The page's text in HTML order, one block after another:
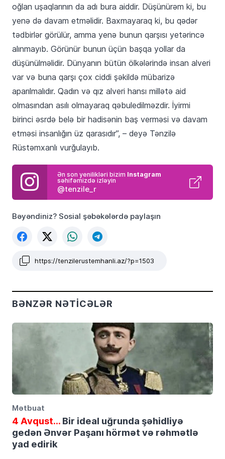
oğlan uşaqlarının da adı bura aiddir. Düşünürəm ki, bu
yenə də davam etməlidir. Baxmayaraq ki, bu qədər
tədbirlər görülür, amma yenə bunun qarşısı yetərincə
alınmayıb. Görünür bunun üçün başqa yollar da
düşünülməlidir. Dünyanın bütün ölkələrində insan alveri
var və buna qarşı çox ciddi şəkildə mübarizə
aparılmalıdır. Qadın və qız alveri hansı millətə aid
olmasından asılı olmayaraq qəbuledilməzdir. İyirmi
birinci əsrdə belə bir hadisənin baş verməsi və davam
etməsi insanlığın üz qarasıdır”, – deyə Tənzilə
Rüstəmxanlı vurğulayıb.
Ən son yenilikləri bizim Instagram
səhifəmizdə izləyin
@tenzile_r
Bəyəndiniz? Sosial şəbəkələrdə paylaşın
https://tenzilerustemhanli.az/?p=1503
BƏNZƏR NƏTICƏLƏR
Mətbuat
4 Avqust…Bir ideal uğrunda şəhidliyə
gedən Ənvər Paşanı hörmət və rəhmətlə
yad edirik